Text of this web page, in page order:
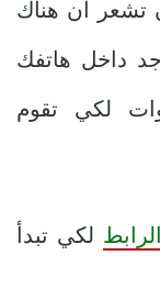
تشعر أن هناك
داخل هاتفك
لكي تقوم
الرابط لكي تبدأ